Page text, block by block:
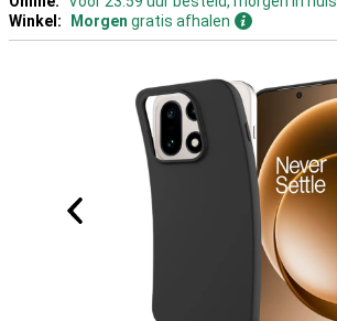
Winkel:
Morgen gratis afhalen